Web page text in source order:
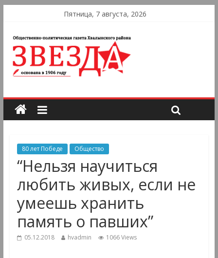
Пятница, 7 августа, 2026
80 лет Победе Общество
“Нельзя научиться
любить живых, если не
умеешь хранить
память о павших”
05.12.2018 hvadmin 1066 Views